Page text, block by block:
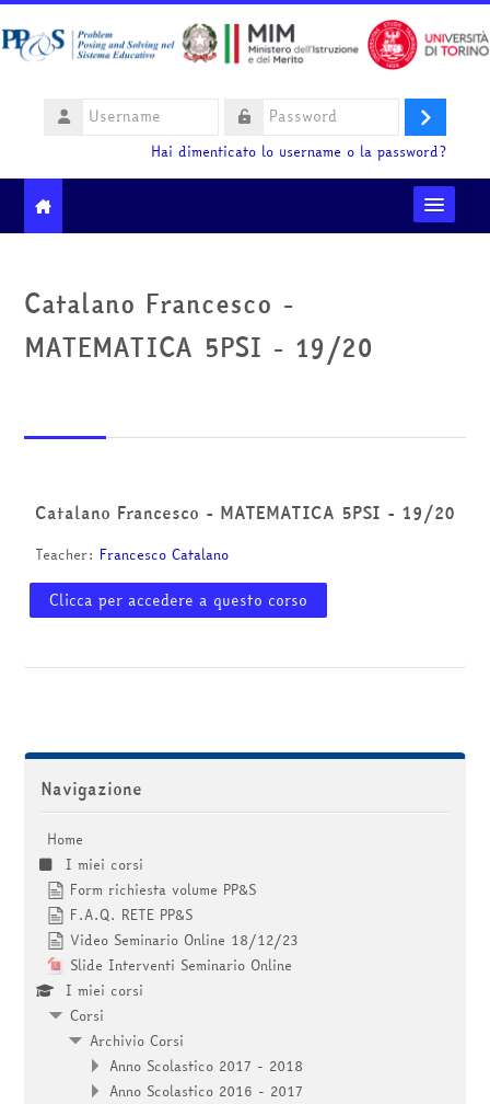
Username
Login
Hai dimenticato lo username o la password?
Ministero dell'Istruzione e del Merito
Italiano ‎(it)‎
Catalano Francesco -
MATEMATICA 5PSI - 19/20
Catalano Francesco - MATEMATICA 5PSI - 19/20
Teacher: Francesco Catalano
Clicca per accedere a questo corso
Salta Navigazione
Navigazione
Home
I miei corsi
Form richiesta volume PP&S
F.A.Q. RETE PP&S
Video Seminario Online 18/12/23
Slide Interventi Seminario Online
I miei corsi
Corsi
Archivio Corsi
Anno Scolastico 2017 - 2018
Anno Scolastico 2016 - 2017